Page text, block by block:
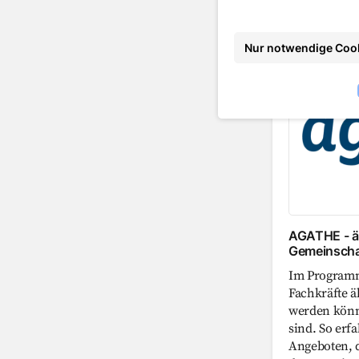
Nur notwendige
Älter
Thüringer
AGATHE -
Im
Fachkräfte
werden
sind. So
Angeboten,